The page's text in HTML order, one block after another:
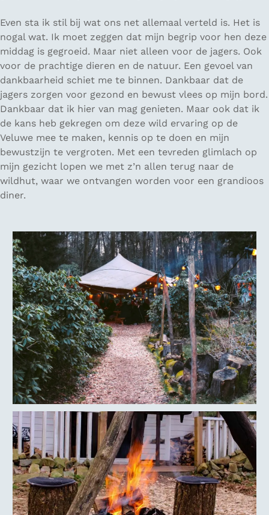
Even sta ik stil bij wat ons net allemaal verteld is. Het is
nogal wat. Ik moet zeggen dat mijn begrip voor hen deze
middag is gegroeid. Maar niet alleen voor de jagers. Ook
voor de prachtige dieren en de natuur. Een gevoel van
dankbaarheid schiet me te binnen. Dankbaar dat de
jagers zorgen voor gezond en bewust vlees op mijn bord.
Dankbaar dat ik hier van mag genieten. Maar ook dat ik
de kans heb gekregen om deze wild ervaring op de
Veluwe mee te maken, kennis op te doen en mijn
bewustzijn te vergroten. Met een tevreden glimlach op
mijn gezicht lopen we met z’n allen terug naar de
wildhut, waar we ontvangen worden voor een grandioos
diner.